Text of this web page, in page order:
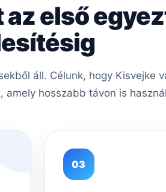
első
áll. Célunk, hogy Kisvejke
hosszabb távon is
03